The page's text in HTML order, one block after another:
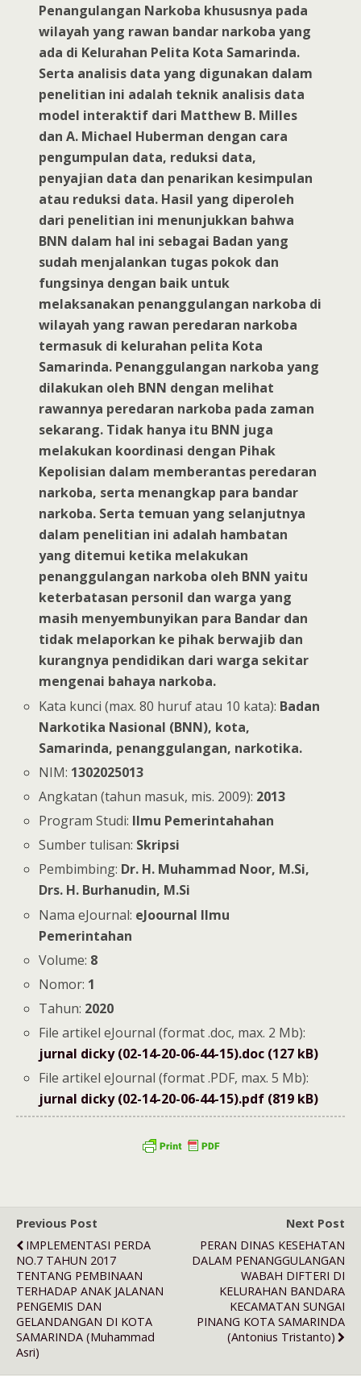
Penangulangan Narkoba khususnya pada
wilayah yang rawan bandar narkoba yang
ada di Kelurahan Pelita Kota Samarinda.
Serta analisis data yang digunakan dalam
penelitian ini adalah teknik analisis data
model interaktif dari Matthew B. Milles
dan A. Michael Huberman dengan cara
pengumpulan data, reduksi data,
penyajian data dan penarikan kesimpulan
atau reduksi data. Hasil yang diperoleh
dari penelitian ini menunjukkan bahwa
BNN dalam hal ini sebagai Badan yang
sudah menjalankan tugas pokok dan
fungsinya dengan baik untuk
melaksanakan penanggulangan narkoba di
wilayah yang rawan peredaran narkoba
termasuk di kelurahan pelita Kota
Samarinda. Penanggulangan narkoba yang
dilakukan oleh BNN dengan melihat
rawannya peredaran narkoba pada zaman
sekarang. Tidak hanya itu BNN juga
melakukan koordinasi dengan Pihak
Kepolisian dalam memberantas peredaran
narkoba, serta menangkap para bandar
narkoba. Serta temuan yang selanjutnya
dalam penelitian ini adalah hambatan
yang ditemui ketika melakukan
penanggulangan narkoba oleh BNN yaitu
keterbatasan personil dan warga yang
masih menyembunyikan para Bandar dan
tidak melaporkan ke pihak berwajib dan
kurangnya pendidikan dari warga sekitar
mengenai bahaya narkoba.
Kata kunci (max. 80 huruf atau 10 kata): Badan
Narkotika Nasional (BNN), kota,
Samarinda, penanggulangan, narkotika.
NIM: 1302025013
Angkatan (tahun masuk, mis. 2009): 2013
Program Studi: Ilmu Pemerintahahan
Sumber tulisan: Skripsi
Pembimbing: Dr. H. Muhammad Noor, M.Si,
Drs. H. Burhanudin, M.Si
Nama eJournal: eJoournal Ilmu
Pemerintahan
Volume: 8
Nomor: 1
Tahun: 2020
File artikel eJournal (format .doc, max. 2 Mb):
jurnal dicky (02-14-20-06-44-15).doc (127 kB)
File artikel eJournal (format .PDF, max. 5 Mb):
jurnal dicky (02-14-20-06-44-15).pdf (819 kB)
Previous Post
IMPLEMENTASI PERDA
NO.7 TAHUN 2017
TENTANG PEMBINAAN
TERHADAP ANAK JALANAN
PENGEMIS DAN
GELANDANGAN DI KOTA
SAMARINDA (Muhammad
Asri)
Next Post
PERAN DINAS KESEHATAN
DALAM PENANGGULANGAN
WABAH DIFTERI DI
KELURAHAN BANDARA
KECAMATAN SUNGAI
PINANG KOTA SAMARINDA
(Antonius Tristanto)